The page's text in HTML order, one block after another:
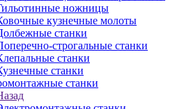
ножницы
кузнечные молоты
станки
строгальные станки
станки
станки
станки